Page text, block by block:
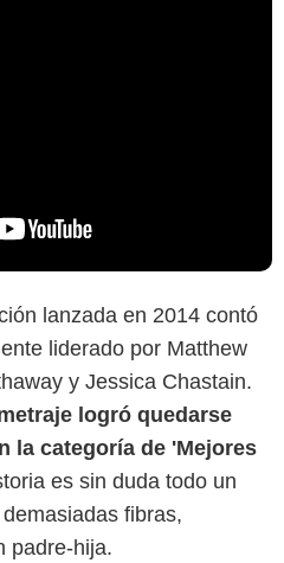
lanzada en 2014 contó
liderado por Matthew
y Jessica Chastain.
logró quedarse
la categoría de 'Mejores
es sin duda todo un
fibras,
padre-hija.